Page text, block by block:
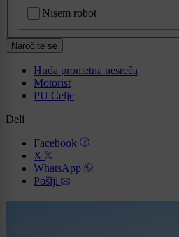
Nisem robot
Naročite se
Huda prometna nesreča
Motorist
PU Celje
Deli
Facebook
X
WhatsApp
Pošlji